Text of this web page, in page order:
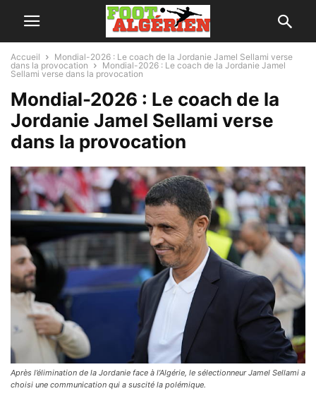
Accueil
Mondial-2026 : Le coach de la Jordanie Jamel Sellami verse
dans la provocation
Mondial-2026 : Le coach de la Jordanie Jamel
Sellami verse dans la provocation
Mondial-2026 : Le coach de la
Jordanie Jamel Sellami verse
dans la provocation
Après l’élimination de la Jordanie face à l’Algérie, le sélectionneur Jamel Sellami a
choisi une communication qui a suscité la polémique.